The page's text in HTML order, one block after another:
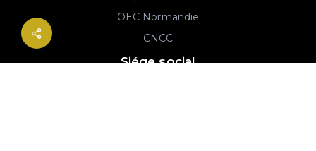
OEC Normandie
CNCC
Siége social